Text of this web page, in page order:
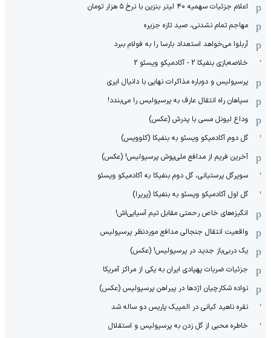
اعلام جزئیات سهمیه ۴۰ لیتر بنزین با نرخ ۵ هزار تومان
مهاجم تمام نشدنی، صید تازه جزیره
آربلوا می‌خواهد استعداد بارسا را به فولام ببرد
خلاصه‌بازی بنفیکا 2 - آکادمیکو ویسئو 2
پرسپولیس و دوباره مذاکرات نهایی با دانیال ایری
سپاهان راه انتقال عارف به پرسپولیس را می‌بندد!
وداع لیونل مسی با پدرش (عکس)
گل دوم آکادمیکو ویسئو به بنفیکا (کلوویس)
آخرین فریم از مدافع ملی‌پوش پرسپولیس! (عکس)
سوپرگل پرستیانی، گل دوم بنفیکا به آکادمیکو ویسئو
گل اول آکادمیکو ویسئو به بنفیکا (پریرا)
انگیزه‌های خاص رحمتی مقابل تیم‌ آسیایی‌اش!
واقعیت انتقال جنجالی مدافع موردنظر پرسپولیس
یک دربی‌باز جدید در پرسپولیس! (عکس)
جزئیات ضربات پهپادی ایران به یکی از مراکز آمریکا
نواده شکارچیان اژدها در پیراهن پرسپولیس (عکس)
نقره ناهید کیانی در المپیک پاریس دو ساله شد
خاطره محبی از گل زدن به پرسپولیس و استقلال